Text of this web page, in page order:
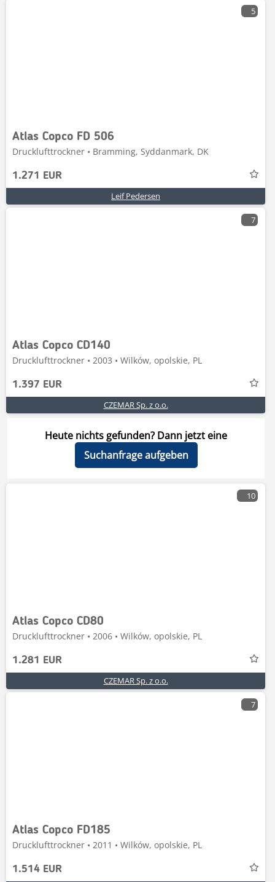
5
Atlas Copco FD 506
Drucklufttrockner • Bramming, Syddanmark, DK
1.271 EUR
Leif Pedersen
7
Atlas Copco CD140
Drucklufttrockner • 2003 • Wilków, opolskie, PL
1.397 EUR
CZEMAR Sp. z o.o.
Heute nichts gefunden? Dann jetzt eine
Suchanfrage aufgeben
10
Atlas Copco CD80
Drucklufttrockner • 2006 • Wilków, opolskie, PL
1.281 EUR
CZEMAR Sp. z o.o.
7
Atlas Copco FD185
Drucklufttrockner • 2011 • Wilków, opolskie, PL
1.514 EUR